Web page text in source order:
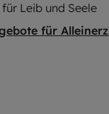
Leib und Seele
für